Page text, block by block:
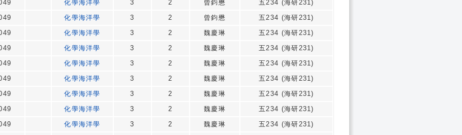
化學海洋學 3 2 曾鈞懋
五234 (海研231)
化學海洋學 3 2 曾鈞懋
五234 (海研231)
化學海洋學 3 2 魏慶琳
五234 (海研231)
化學海洋學 3 2 魏慶琳
五234 (海研231)
化學海洋學 3 2 魏慶琳
五234 (海研231)
化學海洋學 3 2 魏慶琳
五234 (海研231)
化學海洋學 3 2 魏慶琳
五234 (海研231)
化學海洋學 3 2 魏慶琳
五234 (海研231)
化學海洋學 3 2 魏慶琳
五234 (海研231)